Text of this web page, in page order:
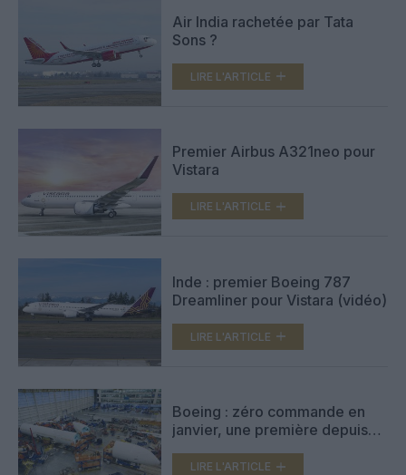
Air India rachetée par Tata
Sons ?
LIRE L'ARTICLE
Premier Airbus A321neo pour
Vistara
LIRE L'ARTICLE
Inde : premier Boeing 787
Dreamliner pour Vistara (vidéo)
LIRE L'ARTICLE
Boeing : zéro commande en
janvier, une première depuis
LIRE L'ARTICLE